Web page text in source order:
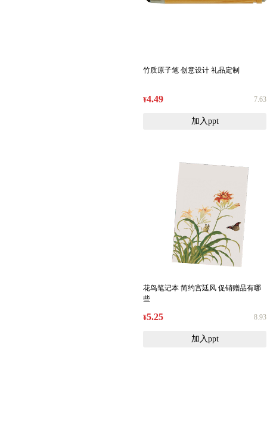
竹质原子笔 创意设计 礼品定制
¥4.49 7.63
加入ppt
花鸟笔记本 简约宫廷风 促销赠品有哪
些
¥5.25 8.93
加入ppt